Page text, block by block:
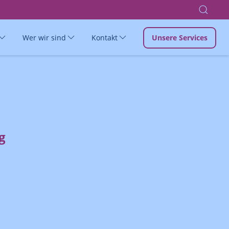
Wer wir sind Kontakt Unsere Services